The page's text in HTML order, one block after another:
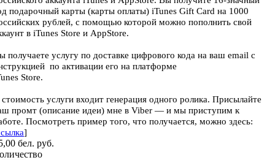
подарочный карты (карты оплаты) iTunes Gift Card на 1000
рублей, с помощью которой можно пополнить свой
в iTunes Store и AppStore.
получаете услугу по доставке цифрового кода на ваш email с
по активации его на платформе
Store.
услуги входит генерация одного ролика. Присылайте
промт (описание идеи) мне в Viber — и мы приступим к
Посмотреть пример того, что получается, можно здесь:
]
бел. руб.